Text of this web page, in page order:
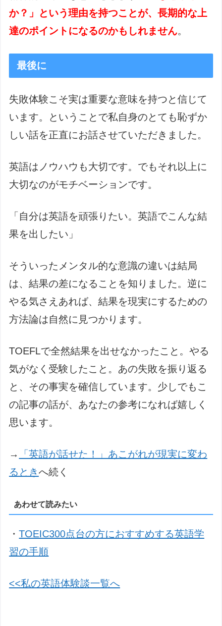
か？」という理由を持つことが、長期的な上
達のポイントになるのかもしれません。
最後に
失敗体験こそ実は重要な意味を持つと信じて
います。ということで私自身のとても恥ずか
しい話を正直にお話させていただきました。
英語はノウハウも大切です。でもそれ以上に
大切なのがモチベーションです。
「自分は英語を頑張りたい。英語でこんな結
果を出したい」
そういったメンタル的な意識の違いは結局
は、結果の差になることを知りました。逆に
やる気さえあれば、結果を現実にするための
方法論は自然に見つかります。
TOEFLで全然結果を出せなかったこと。やる
気がなく受験したこと。あの失敗を振り返る
と、その事実を確信しています。少しでもこ
の記事の話が、あなたの参考になれば嬉しく
思います。
→
「英語が話せた！」あこがれが現実に変わ
るときへ続く
あわせて読みたい
・TOEIC300点台の方におすすめする英語学
習の手順
<<私の英語体験談一覧へ